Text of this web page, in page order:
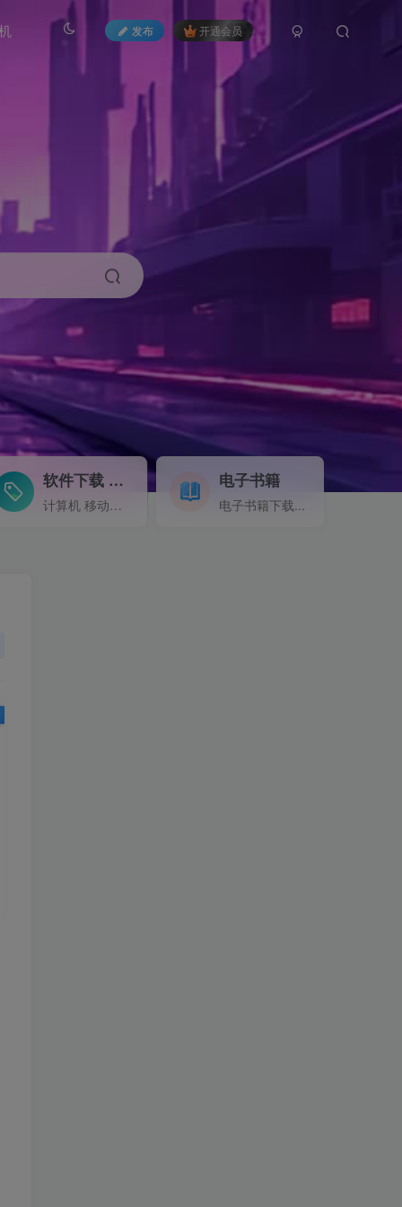
发布 开通会员
软件下载GO
计算机 移动设备 软件下载....
电子书籍
电子书籍下载...